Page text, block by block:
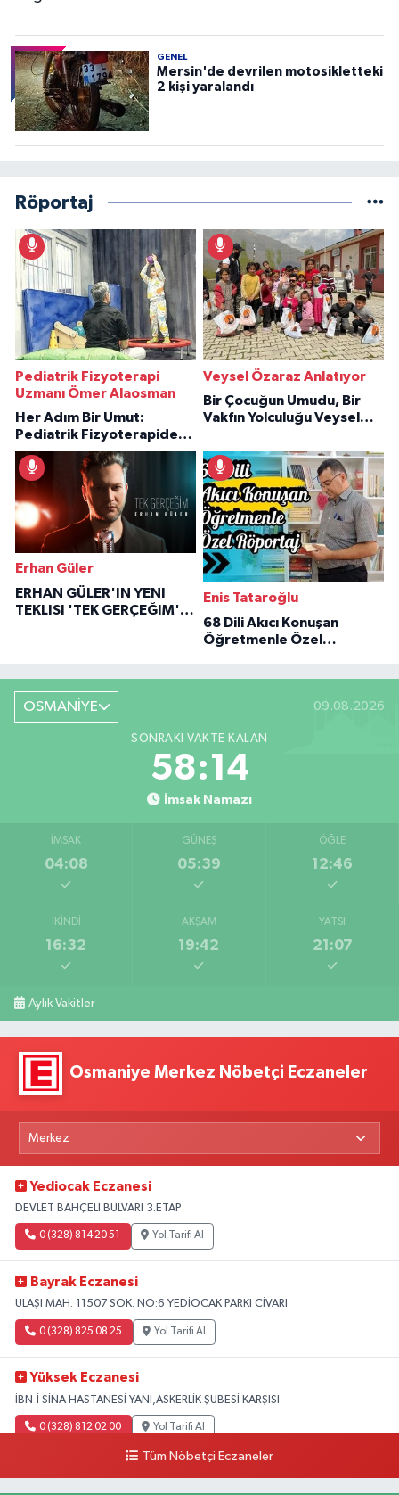
GENEL
Mersin'de devrilen motosikletteki
2 kişi yaralandı
Röportaj
Pediatrik Fizyoterapi
Uzmanı Ömer Alaosman
Her Adım Bir Umut:
Pediatrik Fizyoterapiden
İlham Veren Hikâyeler
Veysel Özaraz Anlatıyor
Bir Çocuğun Umudu, Bir
Vakfın Yolculuğu Veysel
Erhan Güler
ERHAN GÜLER'IN YENI
TEKLISI 'TEK GERÇEĞIM'LE
Enis Tataroğlu
68 Dili Akıcı Konuşan
Öğretmenle Özel
OSMANİYE 09.08.2026
SONRAKI VAKTE KALAN
58:13
İmsak Namazı
İMSAK
04:08
GÜNEŞ
05:39
ÖĞLE
12:46
İKINDI
16:32
AKŞAM
19:42
YATSI
21:07
Aylık Vakitler
Osmaniye Merkez Nöbetçi Eczaneler
Yediocak Eczanesi
DEVLET BAHÇELİ BULVARI 3.ETAP
0 (328) 814 20 51 Yol Tarifi Al
Bayrak Eczanesi
ULAŞI MAH. 11507 SOK. NO:6 YEDİOCAK PARKI CİVARI
0 (328) 825 08 25 Yol Tarifi Al
Yüksek Eczanesi
İBN-İ SİNA HASTANESİ YANI,ASKERLİK ŞUBESİ KARŞISI
0 (328) 812 02 00 Yol Tarifi Al
Tüm Nöbetçi Eczaneler